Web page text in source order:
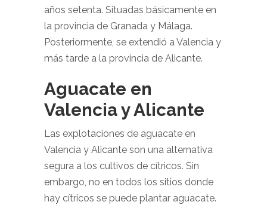
años setenta. Situadas básicamente en
la provincia de Granada y Málaga.
Posteriormente, se extendió a Valencia y
más tarde a la provincia de Alicante.
Aguacate en
Valencia y Alicante
Las explotaciones de aguacate en
Valencia y Alicante son una alternativa
segura a los cultivos de cítricos. Sin
embargo, no en todos los sitios donde
hay cítricos se puede plantar aguacate.